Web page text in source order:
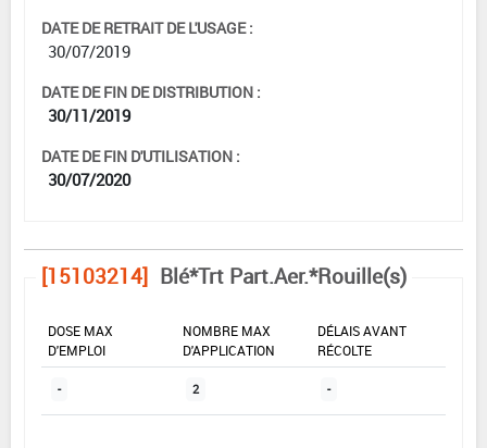
DATE DE RETRAIT DE L'USAGE :
30/07/2019
DATE DE FIN DE DISTRIBUTION :
30/11/2019
DATE DE FIN D'UTILISATION :
30/07/2020
[15103214] Blé*Trt Part.Aer.*Rouille(s)
DOSE MAX
D'EMPLOI
NOMBRE MAX
D'APPLICATION
DÉLAIS AVANT
RÉCOLTE
- 2 -